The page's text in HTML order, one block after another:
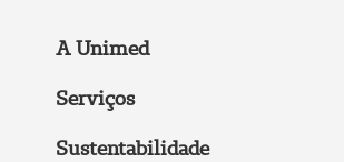
A Unimed
Serviços
Sustentabilidade